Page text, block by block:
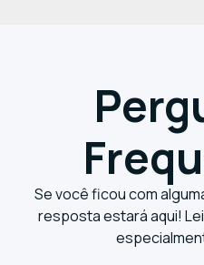
Se você ficou com
resposta estará aqui!